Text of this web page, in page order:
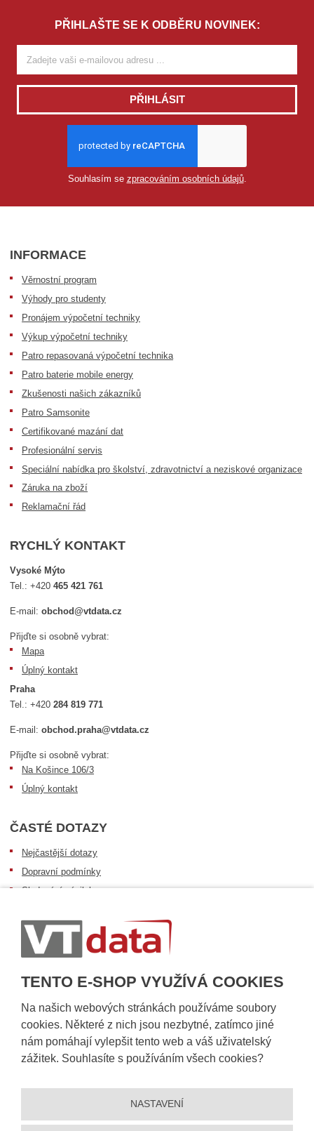
TENTO E-SHOP VYUŽÍVÁ COOKIES
Na našich webových stránkách používáme soubory
cookies. Některé z nich jsou nezbytné, zatímco jiné
nám pomáhají vylepšit tento web a váš uživatelský
zážitek. Souhlasíte s používáním všech cookies?
NASTAVENÍ
PŘIHLAŠTE SE K ODBĚRU NOVINEK:
PŘIHLÁSIT
Souhlasím se zpracováním osobních údajů.
INFORMACE
Věrnostní program
Výhody pro studenty
Pronájem výpočetní techniky
Výkup výpočetní techniky
Patro repasovaná výpočetní technika
Patro baterie mobile energy
Zkušenosti našich zákazníků
Patro Samsonite
Certifikované mazání dat
Profesionální servis
Speciální nabídka pro školství, zdravotnictví a neziskové organizace
Záruka na zboží
Reklamační řád
RYCHLÝ KONTAKT
Vysoké Mýto
Tel.:+420465 421 761
E-mail:obchod@vtdata.cz
Přijďte si osobně vybrat:
Mapa
Úplný kontakt
Praha
Tel.:+420284 819 771
E-mail:obchod.praha@vtdata.cz
Přijďte si osobně vybrat:
Na Košince 106/3
Úplný kontakt
ČASTÉ DOTAZY
Nejčastější dotazy
Dopravní podmínky
Sledování zásilek
Informace k dostupnosti zboží
Obecné informace
Prohlášení o přístupnosti |Ochrana osobních údajů |Mapa stránek ||